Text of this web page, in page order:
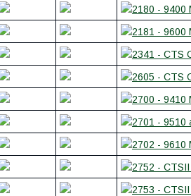
2180 - 9400
2181 - 9600
2341 - CTS
2605 - CTS
2700 - 9410
2701 - 9510
2702 - 9610
2752 -
2753 -